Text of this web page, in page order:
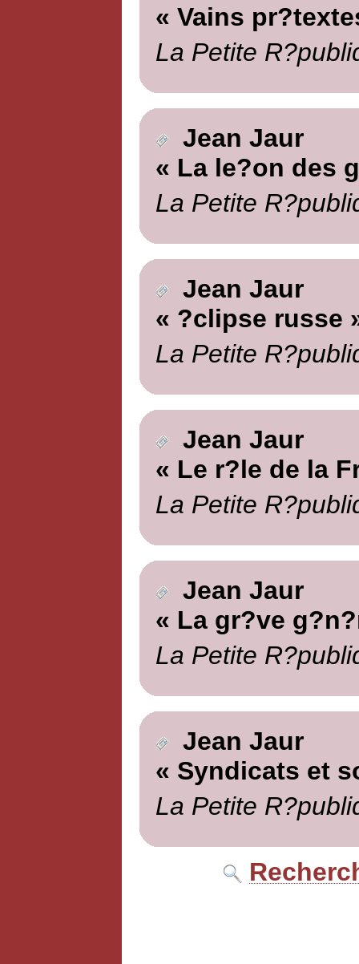
« Vains
La Petite
Jean Jaur
« La le?on des
La Petite
Jean Jaur
« ?clipse russe
La Petite
Jean Jaur
« Le r?le de la
La Petite
Jean Jaur
« La gr?ve
La Petite
Jean Jaur
« Syndicats et
La Petite